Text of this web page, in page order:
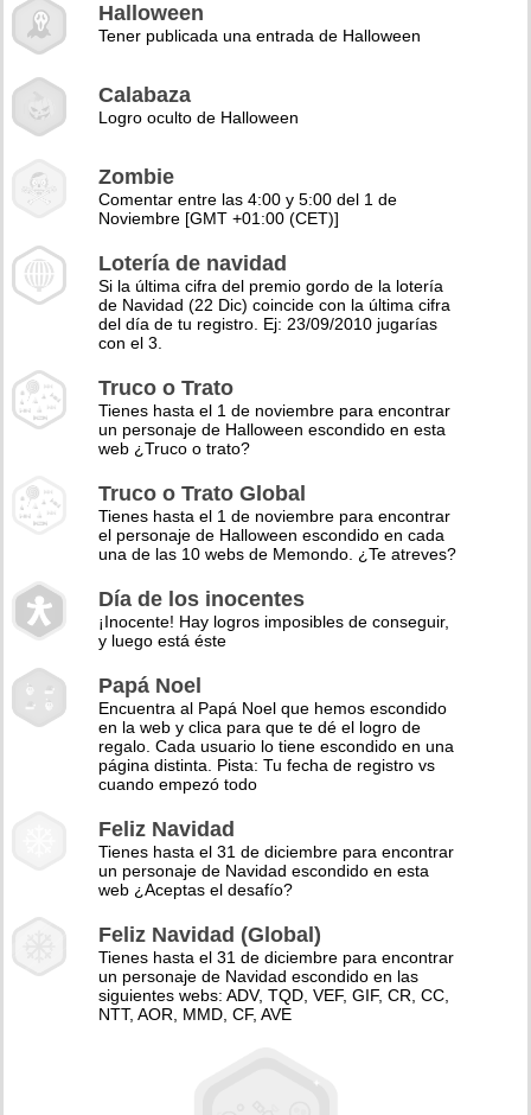
Halloween
Tener publicada una entrada de Halloween
Calabaza
Logro oculto de Halloween
Zombie
Comentar entre las 4:00 y 5:00 del 1 de
Noviembre [GMT +01:00 (CET)]
Lotería de navidad
Si la última cifra del premio gordo de la lotería
de Navidad (22 Dic) coincide con la última cifra
del día de tu registro. Ej: 23/09/2010 jugarías
con el 3.
Truco o Trato
Tienes hasta el 1 de noviembre para encontrar
un personaje de Halloween escondido en esta
web ¿Truco o trato?
Truco o Trato Global
Tienes hasta el 1 de noviembre para encontrar
el personaje de Halloween escondido en cada
una de las 10 webs de Memondo. ¿Te atreves?
Día de los inocentes
¡Inocente! Hay logros imposibles de conseguir,
y luego está éste
Papá Noel
Encuentra al Papá Noel que hemos escondido
en la web y clica para que te dé el logro de
regalo. Cada usuario lo tiene escondido en una
página distinta. Pista: Tu fecha de registro vs
cuando empezó todo
Feliz Navidad
Tienes hasta el 31 de diciembre para encontrar
un personaje de Navidad escondido en esta
web ¿Aceptas el desafío?
Feliz Navidad (Global)
Tienes hasta el 31 de diciembre para encontrar
un personaje de Navidad escondido en las
siguientes webs: ADV, TQD, VEF, GIF, CR, CC,
NTT, AOR, MMD, CF, AVE